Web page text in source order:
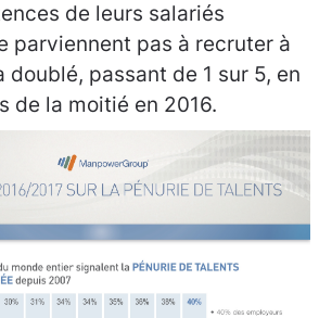
de leurs salariés
parviennent pas à recruter à
doublé, passant de 1 sur 5, en
de la moitié en 2016.